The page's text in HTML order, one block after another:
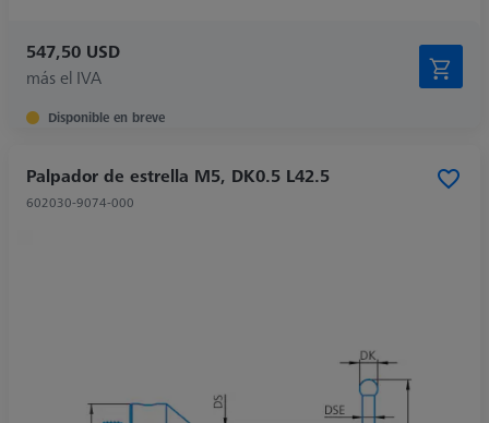
547,50 USD
más el IVA
Disponible en breve
Palpador de estrella M5, DK0.5 L42.5
602030-9074-000